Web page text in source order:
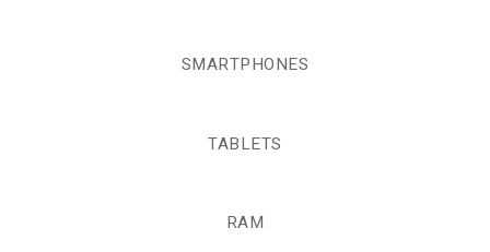
SMARTPHONES
TABLETS
RAM